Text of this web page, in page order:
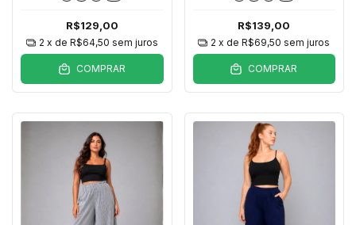
R$129,00
2 x de R$64,50 sem juros
COMPRAR
R$139,00
2 x deR$69,50 sem juros
COMPRAR